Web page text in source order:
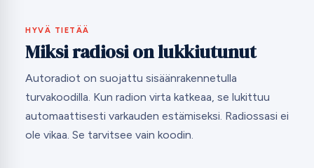
HYVÄ TIETÄÄ
Miksi radiosi on lukkiutunut
Autoradiot on suojattu sisäänrakennetulla
turvakoodilla. Kun radion virta katkeaa, se lukittuu
automaattisesti varkauden estämiseksi. Radiossasi ei
ole vikaa. Se tarvitsee vain koodin.